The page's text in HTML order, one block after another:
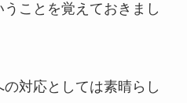
ことを覚えておきまし
対応としては素晴らし